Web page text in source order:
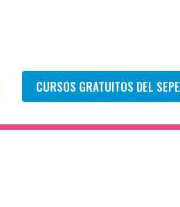
CURSOS GRATUITOS DEL SEPE